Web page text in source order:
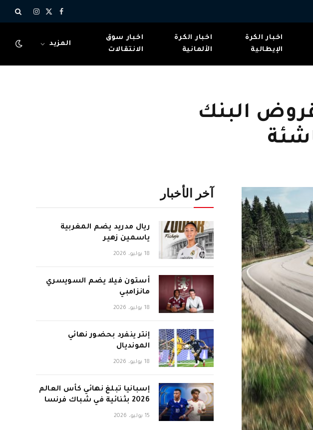
فيسبوك
X
الانستغرام
اخبار الكرة
الإيطالية
اخبار الكرة
الألمانية
اخبار سوق
الانتقالات
المزيد
من قروض البنك
آخر الأخبار
ريال مدريد يضم المغربية
ياسمين زهير
18 يوليو، 2026
أستون فيلا يضم السويسري
مانزامبي
18 يوليو، 2026
إنتر ينفرد بحضور نهائي
المونديال
18 يوليو، 2026
إسبانيا تبلغ نهائي كأس العالم
2026 بثنائية في شباك فرنسا
15 يوليو، 2026